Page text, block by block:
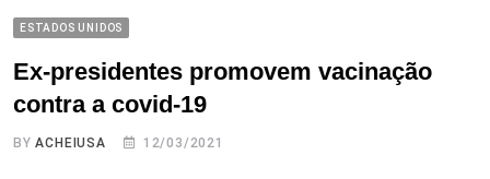
ESTADOS UNIDOS
Ex-presidentes promovem vacinação
contra a covid-19
BYACHEIUSA 12/03/2021